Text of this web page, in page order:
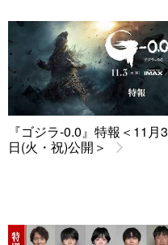
『ゴジラ-0.0』特報＜11月3
日(火・祝)公開＞